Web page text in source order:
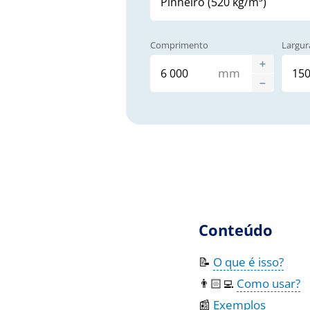
Comprimento
mm
Conteúdo
📝 O que é isso?
👨🏻‍💻 Como usar?
📰 Exemplos